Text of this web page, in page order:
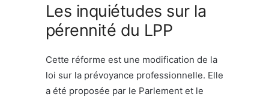
Les inquiétudes sur la
pérennité du LPP
Cette réforme est une modification de la
loi sur la prévoyance professionnelle. Elle
a été proposée par le Parlement et le